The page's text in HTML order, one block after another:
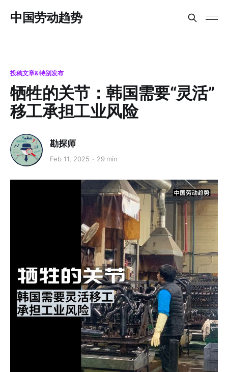
中国劳动趋势
投稿文章&特别发布
牺牲的关节：韩国需要“灵活”
移工承担工业风险
勘探师
Feb 11, 2025 29 min